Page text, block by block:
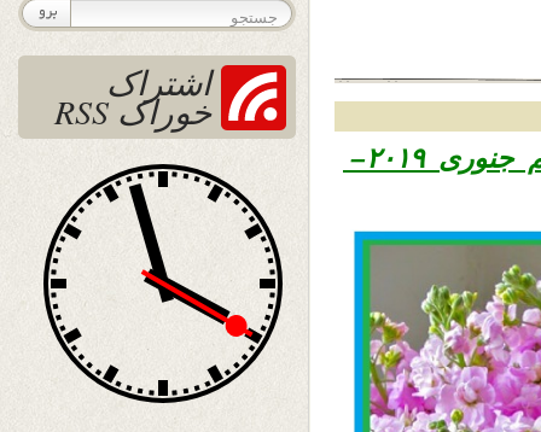
۱۳۹۷ – هفتم جنوری ۲۰۱۹–
اشتراک
خوراک RSS